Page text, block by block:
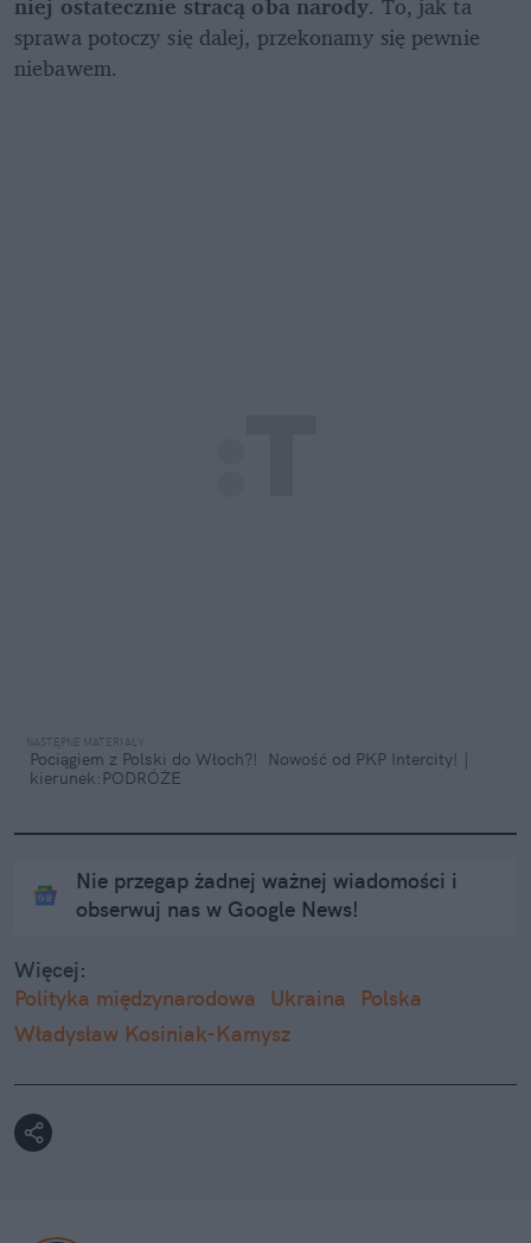
sprawa potoczy się dalej, przekonamy się pewnie
niebawem.
Pociągiem z Polski do Włoch?!  Nowość od PKP Intercity! |
kierunek:PODRÓŻE
Nie przegap żadnej ważnej wiadomości i
obserwuj nas w Google News!
Więcej:
Polityka międzynarodowa
Ukraina
Polska
Władysław Kosiniak-Kamysz